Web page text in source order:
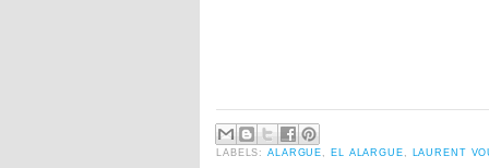
LABELS:ALARGUE EL ALARGUE LAURENT